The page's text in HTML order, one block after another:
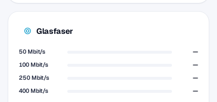
Glasfaser
50 Mbit/s
—
100 Mbit/s
—
250 Mbit/s
—
400 Mbit/s
—